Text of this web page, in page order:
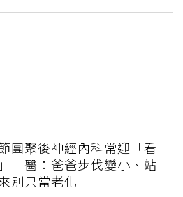
團聚後神經內科常迎「看
醫：爸爸步伐變小、站
別只當老化